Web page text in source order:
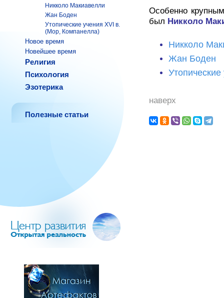
Никколо Макиавелли
Жан Боден
Утопические учения XVI в.
(Мор, Компанелла)
Новое время
Новейшее время
Религия
Психология
Эзотерика
Полезные статьи
Особенно
был Никколо
Никколо
Жан Боден
наверх